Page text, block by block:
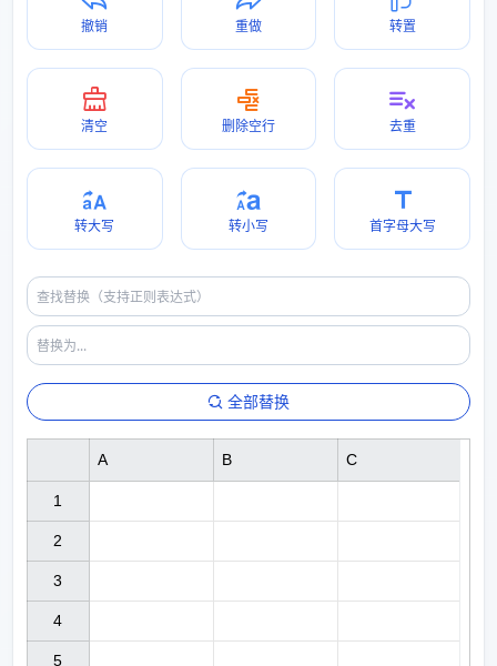
撤销 重做 转置
清空 删除空行 去重
转大写 转小写 首字母大写
全部替换
1
2
3
4
5
A B C